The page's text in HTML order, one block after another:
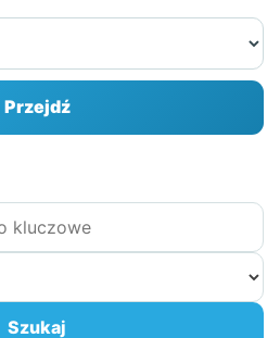
Przejdź
Szukaj